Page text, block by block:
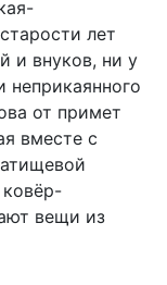
лет
и внуков, ни у
неприкаянного
от примет
вместе с
ковёр-
вещи из